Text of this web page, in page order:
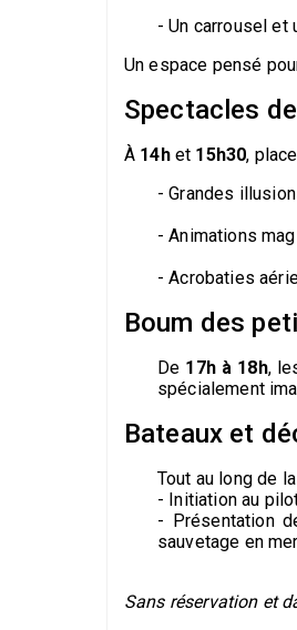
- Un carrousel et
Un espace pensé
Spectacles
À 14het 15h30,
- Grandes
- Animations
- Acrobaties
Boum des
De 17h à 18h,
spécialement
Bateaux et
Tout au long de
- Initiation au
- Présentation
sauvetage en mer
Sans réservation et